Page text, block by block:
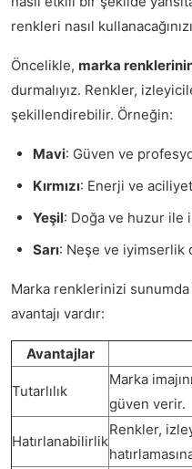
renkleri nasıl
Öncelikle, marka
durmalıyız. Renkler,
şekillendirebilir. Örneğin:
Mavi: Güven ve
Kırmızı: Enerji ve
Yeşil: Doğa ve huzur ile
Sarı: Neşe ve iyimserlik
Marka renklerinizi
avantajı vardır:
Avantajlar
Tutarlılık
Marka
güven verir.
Hatırlanabilirlik
Renkler,